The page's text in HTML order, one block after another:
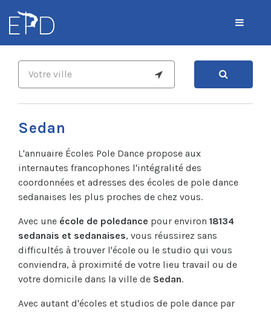
Sedan
L'annuaire Écoles Pole Dance propose aux
internautes francophones l'intégralité des
coordonnées et adresses des écoles de pole dance
sedanaises les plus proches de chez vous.
Avec une école de poledance pour environ 18134
sedanais et sedanaises, vous réussirez sans
difficultés à trouver l'école ou le studio qui vous
conviendra, à proximité de votre lieu travail ou de
votre domicile dans la ville de Sedan.
Avec autant d'écoles et studios de pole dance par